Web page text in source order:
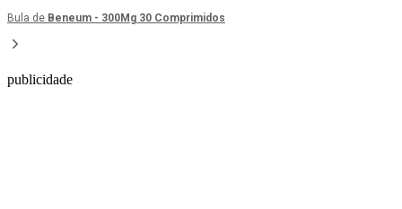
Bula de Beneum - 300Mg 30 Comprimidos
publicidade